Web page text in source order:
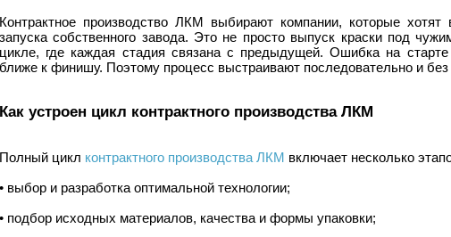
Контрактное производство ЛКМ выбирают компании, которые
запуска собственного завода. Это не просто выпуск краски под
цикле, где каждая стадия связана с предыдущей. Ошибка на
ближе к финишу. Поэтому процесс выстраивают последовательно и
Как устроен цикл контрактного производства ЛКМ
Полный цикл контрактного производства ЛКМ включает несколько
• выбор и разработка оптимальной технологии;
• подбор исходных материалов, качества и формы упаковки;